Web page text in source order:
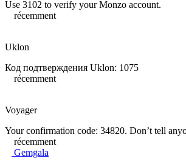
Use 3102 to verify your Monzo account.
récemment
Uklon
Код подтверждения Uklon: 1075
récemment
Voyager
Your confirmation code: 34820. Don’t tell
récemment
Gemgala